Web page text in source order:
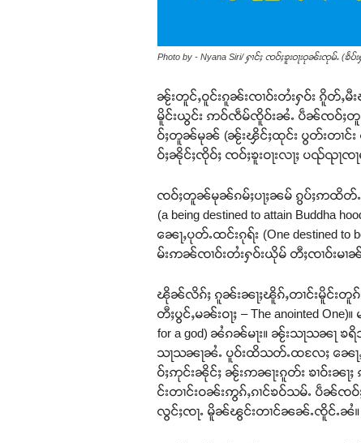
Photo by - Nyana Siri/ ႁၢင်ႈ ၸဝ်ႈၶူးဝႃးဝုၼ်းၸုမ်ႉ (ၶႅပ်း
ၼႂ်းတူင်ႇဝူင်းၵူၼ်းၸၢဝ်းတႆးႁဝ်း ၵိူတ်ႇမီ
မိူင်းယွင်း ဢဝ်ၸဵမ်ၸိူဝ်းၼႆႉ ပဵၼ်ၸဝ်ႈတူၼ်
ဝ်ႈတူၼ်မုၼ် (ၼႂ်းၾိင်ႈထုင်း ပွတ်းတၢင်း တူ
ဝ်ႈၼိုင်ႈၸိုဝ်ႈ ၸဝ်ႈၶူးဝႃးလႃႈ ပၺ်ၺႃ
ၸဝ်ႈတူၼ်မုၼ်ၵမ်ႈပႃႈၼမ် ၵွပ်ႈဢထိတ်ႉ
(a being destined to attain
ၼေႃႇပုတ်ႉထင်းၵုရ်း (One destined
မ်းဢၼ်ၸၢဝ်းတႆးႁဝ်းယိုမ် တီႈၸၢဝ်းမၢၼ်ႈ
ၽိုၼ်လိၵ်ႈ ၵူၼ်းၼႃႈၽိူၵ်ႇတၢင်းမိူင်းတူၵ်း
တီႈပွင်ႇမၼ်းဝႃႈ – The anointed
for a god) ၼႆၵၼ်မႃး။ ၼႂ်းသႃသၼႃ
သႃသၼႃၼႆႉ ပူဝ်းထိသတ်ႉထလႄႈ ၼ
ဝ်ႈဢုင်းၼိုင်ႈ ၼႂ်းဢၼႃးၵူတ်း ၶၢဝ်းၼ
င်းတၢင်းဝၼ်းဢွၵ်ႇၵၢင်ၶဝ်သမ်ႉ ပဵၼ်
လွင်ႈၸႃႉ မိူၼ်ၽွင်းတၢင်ၼၼ်ႉၸိူင်ႉၼႆ။